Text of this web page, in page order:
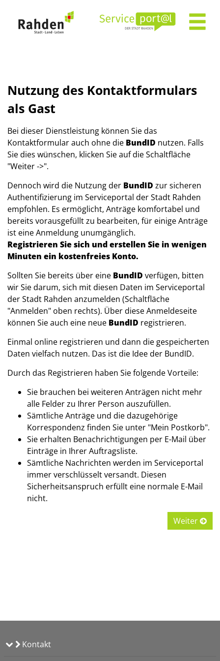
Zum Hauptinhalt springen
Nutzung des Kontaktformulars
als Gast
Bei dieser Dienstleistung können Sie das
Kontaktformular auch ohne die BundID nutzen. Falls
Sie dies wünschen, klicken Sie auf die Schaltfläche
"Weiter ->".
Dennoch wird die Nutzung der BundID zur sicheren
Authentifizierung im Serviceportal der Stadt Rahden
empfohlen. Es ermöglicht, Anträge komfortabel und
bereits vorausgefüllt zu bearbeiten, für einige Anträge
ist eine Anmeldung unumgänglich.
Registrieren Sie sich und erstellen Sie in wenigen
Minuten ein kostenfreies Konto.
Sollten Sie bereits über eine BundID verfügen, bitten
wir Sie darum, sich mit diesen Daten im Serviceportal
der Stadt Rahden anzumelden (Schaltfläche
"Anmelden" oben rechts). Über diese Anmeldeseite
können Sie auch eine neue BundID registrieren.
Einmal online registrieren und dann die gespeicherten
Daten vielfach nutzen. Das ist die Idee der BundID.
Durch das Registrieren haben Sie folgende Vorteile:
Sie brauchen bei weiteren Anträgen nicht mehr
alle Felder zu Ihrer Person auszufüllen.
Sämtliche Anträge und die dazugehörige
Korrespondenz finden Sie unter "Mein Postkorb".
Sie erhalten Benachrichtigungen per E-Mail über
Einträge in Ihrer Auftragsliste.
Sämtliche Nachrichten werden im Serviceportal
immer verschlüsselt versandt. Diesen
Sicherheitsanspruch erfüllt eine normale E-Mail
nicht.
Weiter
Kontakt